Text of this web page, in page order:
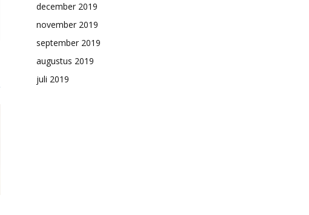
december 2019
november 2019
september 2019
augustus 2019
juli 2019